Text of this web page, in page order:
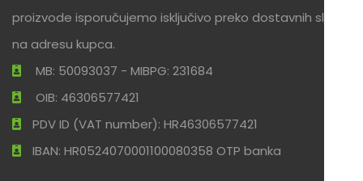
proizvode isporučujemo isključivo preko dostavnih službi
na adresu kupca.
MB: 50093037 - MIBPG: 231684
OIB: 46306577421
PDV ID (VAT number): HR46306577421
IBAN: HR0524070001100080358 OTP banka